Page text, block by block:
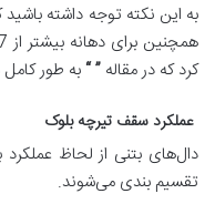
کرد که در مقاله ” “به طور
عملکرد سقف تیرچه بلوک
دال‌های بتنی از لحاظ
تقسیم بندی می‌شوند.